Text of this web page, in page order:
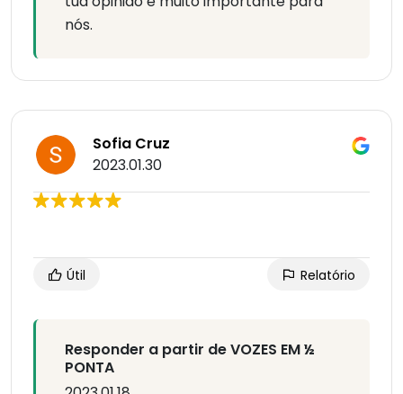
nós.
Sofia Cruz
2023.01.30
Útil Relatório
Responder a partir de VOZES EM ½
PONTA